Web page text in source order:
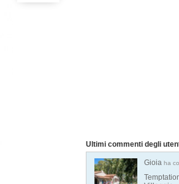
Ultimi commenti degli
Gioia ha